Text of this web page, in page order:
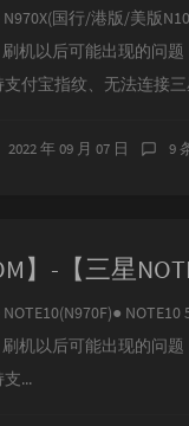
国行/港版/美版
机以后可能出现的问
支付宝指纹、无法连接
2022 年 09 月 07 日 9
NOTE10
机以后可能出现的问
...